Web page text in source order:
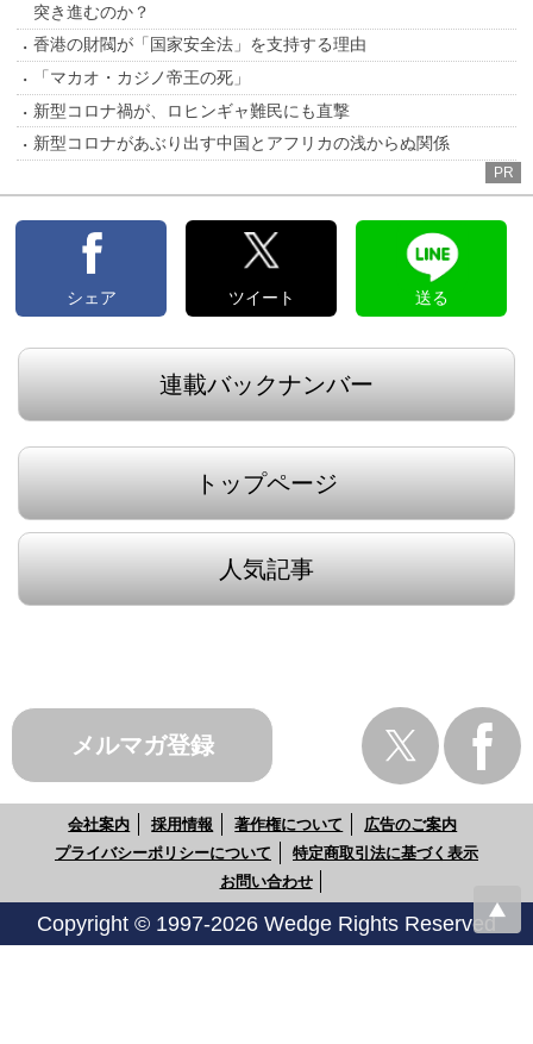
突き進むのか？
香港の財閥が「国家安全法」を支持する理由
「マカオ・カジノ帝王の死」
新型コロナ禍が、ロヒンギャ難民にも直撃
新型コロナがあぶり出す中国とアフリカの浅からぬ関係
PR
シェア ツイート 送る
連載バックナンバー
トップページ
人気記事
メルマガ登録
会社案内 採用情報 著作権について
広告のご案内
プライバシーポリシーについて
特定商取引法に基づく表示
お問い合わせ
Copyright © 1997-2026 Wedge Rights Reserved